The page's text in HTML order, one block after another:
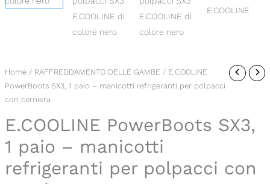
Home/ RAFFREDDAMENTO DELLE GAMBE/ E.COOLINE
PowerBoots SX3, 1 paio – manicotti refrigeranti per polpacci
con cerniera
E.COOLINE PowerBoots SX3,
1 paio – manicotti
refrigeranti per polpacci con
E.COOLINE
PowerBoots
SX3,
1
paio
manicotti
refrigeranti